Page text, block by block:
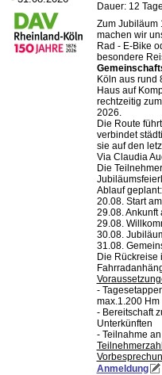
Dauer: 12
Zum Jubiläum
machen wir
Rad - E-Bike
besondere
Köln aus rund
Haus auf
rechtzeitig
2026.
Die Route
verbindet
sie auf den
Via Claudia
Die
Ablauf geplant:
20.08. Start
29.08. Ankunft
29.08.
30.08.
31.08.
Die Rückreise
-
max.1.200 Hm
- Bereitschaft
Unterkünften
- Teilnahme
Anmeldung